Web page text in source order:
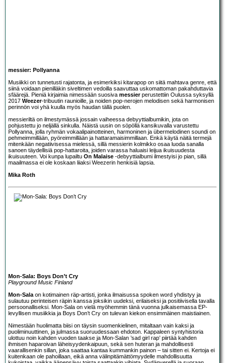
messier: Pollyanna
Musiikki on tunnetusti rajatonta, ja esimerkiksi kitarapop on siitä mahtava genre, että
siinä voidaan pienilläkin siveltimen vedoilla saavuttaa uskomattoman pakahduttavia
sfäärejä. Pieniä kirjaimia nimessään suosiva messierperustettiin Oulussa syksyllä
2017 Weezer-tribuutin raunioille, ja noiden pop-nerojen melodisen sekä harmonisen
perinnön voi yhä kuulla myös haudan tällä puolen.
messieriltä on ilmestymässä jossain vaiheessa debyyttialbumikin, jota on
pohjustettu jo neljällä sinkulla. Näistä uusin on söpöllä kansikuvalla varustettu
Pollyanna, jolla ryhmän vokaalipainotteinen, harmoninen ja übermelodinen soundi on
pehmeimmillään, pyöreimmillään ja hattaramaisimmillaan. Enkä käytä näitä termejä
mitenkään negatiivisessa mielessä, sillä messierin kolmikko osaa luoda sanalla
sanoen täydellisiä pop-hattaroita, joiden varassa haluaisi leijua ikuisuudesta
ikuisuuteen. Voi kunpa lupailtu On Malaise -debyyttialbumi ilmestyisi jo pian, sillä
maailmassa ei ole koskaan liiaksi Weezerin henkisiä lapsia.
Mika Roth
Mon-Sala: Boys Don’t Cry
Playground Music Finland
Mon-Sala on kotimainen räp-artisti, jonka ilmaisussa spoken word yhdistyy ja
sulautuu perinteisen räpin kanssa joksikin uudeksi, erilaiseksi ja positiivisella tavalla
persoonalliseksi. Mon-Sala on vielä myöhemmin tänä vuonna julkaisemassa EP-
levyllisen musiikkia ja Boys Don’t Cry on tulevan kiekon ensimmäinen maistiainen.
Nimestään huolimatta biisi on täysin suomenkielinen, mitaltaan vain kaksi ja
puoliminuuttinen, ja julmassa suoruudessaan ehdoton. Kappaleen syntyhistoria
ulottuu noin kahden vuoden taakse ja Mon-Salan ’sad girl rap’ piirtää kahden
ihmisen haparoivan läheisyydenkaipuun, sekä sen huteran ja mahdollisesti
vaarallisenkin sillan, joka saattaa kantaa kummankin painon – tai sitten ei. Kertoja ei
kuitenkaan ole pahoillaan, eikä anna välinpitämättömyydelle mahdollisuutta